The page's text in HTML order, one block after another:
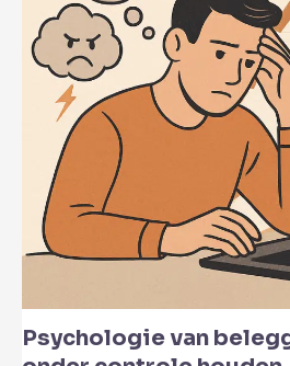
Psychologie van